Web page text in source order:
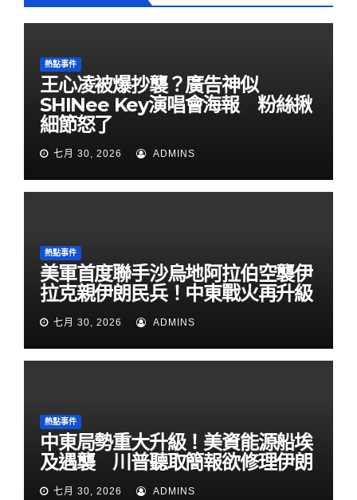
熱點事件
王心凌被爆抄襲？廣告神似
SHINee Key演唱會海報 粉絲揪
細節怒了
七月 30, 2026 ADMINS
熱點事件
美軍首度聯手沙烏地阿拉伯空襲伊
拉克親伊朗民兵！中東戰火再升級
七月 30, 2026 ADMINS
熱點事件
中東局勢重大升級！美資能源船埃
及遇襲 川普聽取簡報欲修理伊朗
七月 30, 2026 ADMINS